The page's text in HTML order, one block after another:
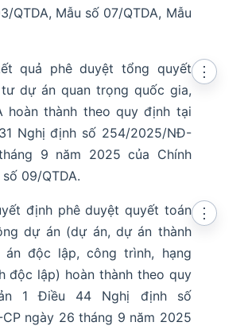
QTDA, Mẫu số 07/QTDA, Mẫu
quả phê duyệt tổng quyết
dự án quan trọng quốc gia,
hoàn thành theo quy định tại
Nghị định số 254/2025/NĐ-
9 năm 2025 của Chính
09/QTDA.
⋮
định phê duyệt quyết toán
dự án (dự án, dự án thành
án độc lập, công trình, hạng
độc lập) hoàn thành theo quy
1 Điều 44 Nghị định số
ngày 26 tháng 9 năm 2025
⋮